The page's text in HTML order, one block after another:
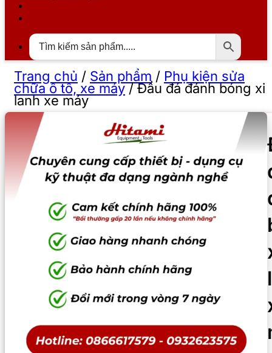
Trang chủ / Sản phẩm / Phụ kiện sửa
chữa ô tô, xe máy/Đầu đá đánh bóng xi
lanh xe máy